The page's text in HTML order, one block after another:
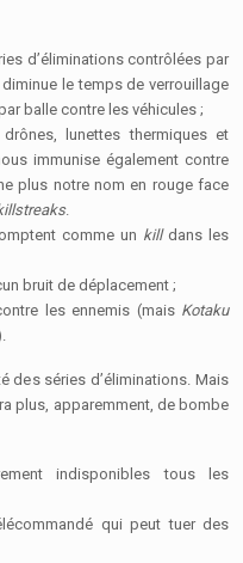
d’éliminations contrôlées par
le temps de verrouillage
balle contre les véhicules ;
lunettes thermiques et
immunise également contre
plus notre nom en rouge face
.
comme un killdans les
bruit de déplacement ;
les ennemis (mais Kotaku
des séries d’éliminations. Mais
plus, apparemment, de bombe
indisponibles tous les
qui peut tuer des